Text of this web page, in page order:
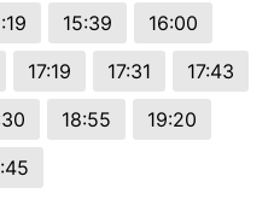
15:39
16:00
17:19 17:31
17:43
18:55
19:20